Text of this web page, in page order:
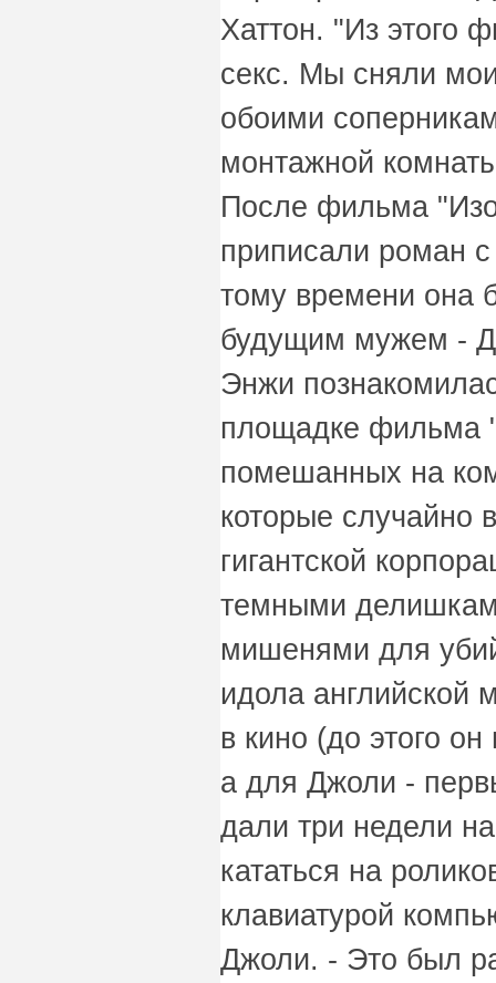
Хаттон. "Из этого
секс. Мы сняли
обоими
монтажной
После фильма
приписали роман
тому времени она
будущим мужем -
Энжи
площадке фильма
помешанных на
которые случайно
гигантской
темными
мишенями для
идола английской
в кино (до этого
а для Джоли -
дали три недели
кататься на
клавиатурой
Джоли. - Это был